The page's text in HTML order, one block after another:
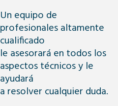
Un equipo de
profesionales altamente
cualificado
le asesorará en todos los
aspectos técnicos y le
ayudará
a resolver cualquier duda.